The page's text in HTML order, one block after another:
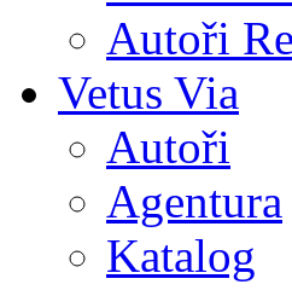
Autoři
Vetus Via
Autoři
Agentura
Katalog